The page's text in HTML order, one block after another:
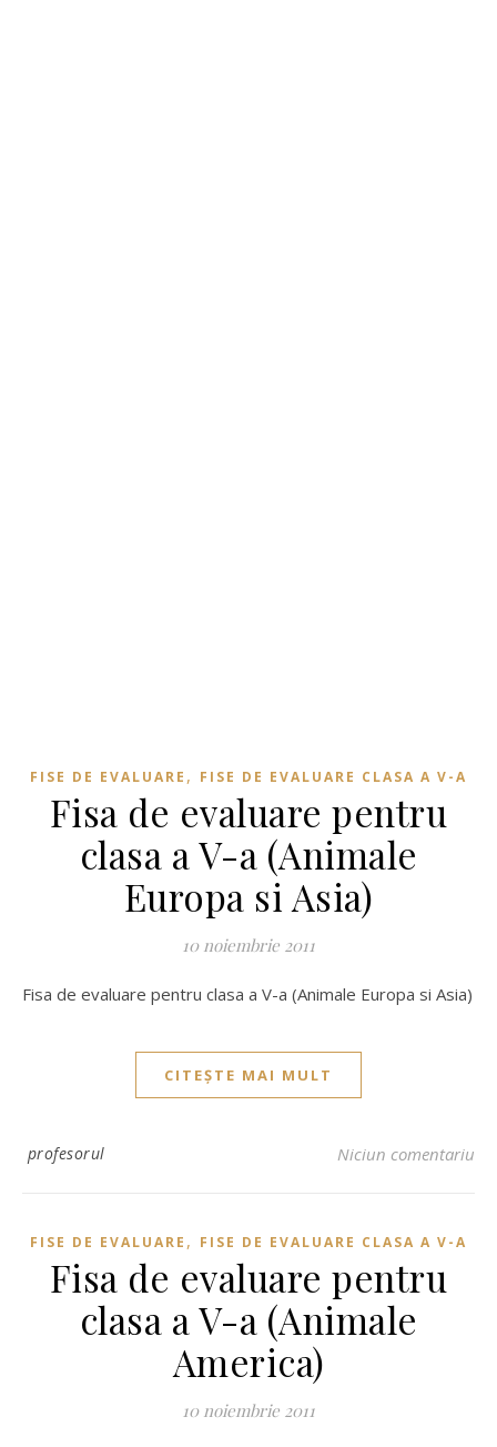
FISE DE EVALUARE , FISE DE EVALUARE CLASA A V-A
Fisa de evaluare pentru
clasa a V-a (Animale
Europa si Asia)
10 noiembrie 2011
Fisa de evaluare pentru clasa a V-a (Animale Europa si Asia)
CITEȘTE MAI MULT
profesorul Niciun comentariu
FISE DE EVALUARE , FISE DE EVALUARE CLASA A V-A
Fisa de evaluare pentru
clasa a V-a (Animale
America)
10 noiembrie 2011